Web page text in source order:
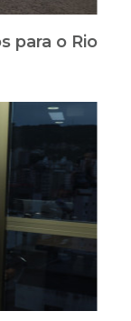
para o Rio